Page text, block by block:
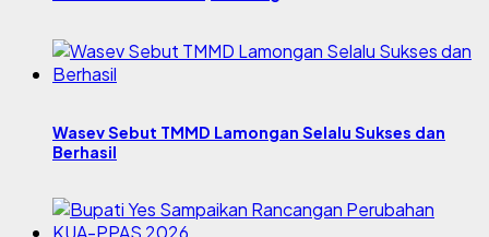
Wasev Sebut TMMD Lamongan Selalu Sukses dan
Berhasil